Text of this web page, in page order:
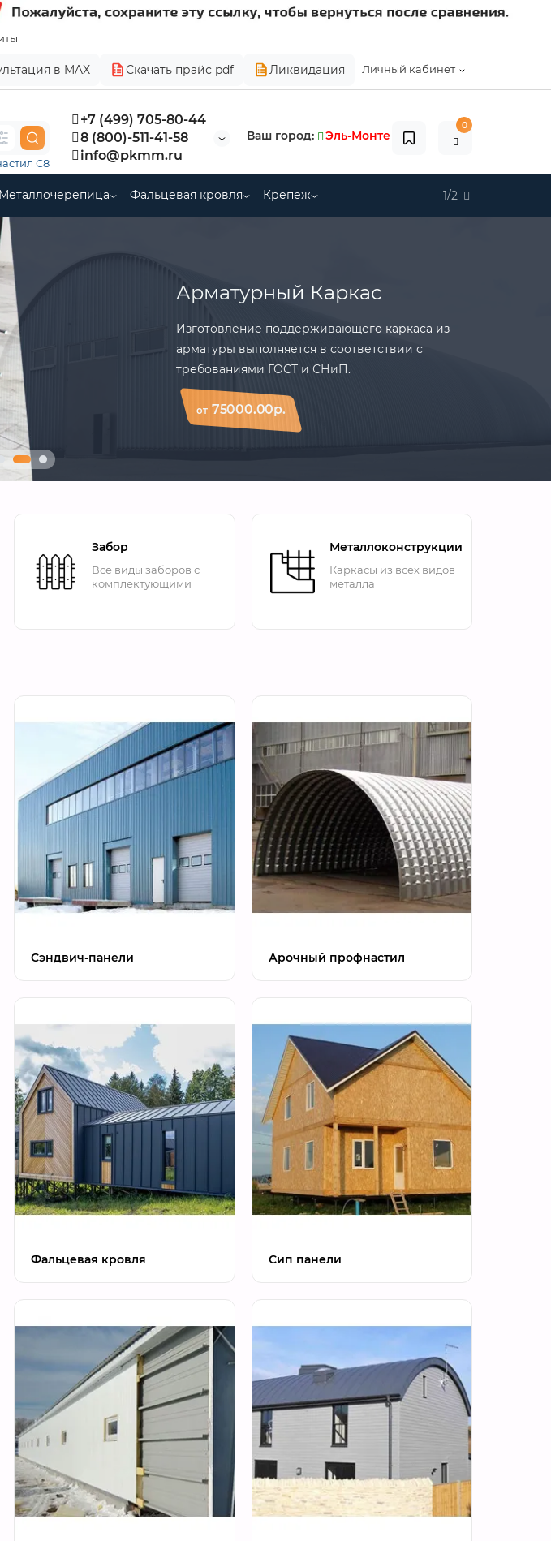
Личный кабинет
в MAX Скачать прайс pdf Ликвидация
+7 (499) 705-80-44
8 (800)-511-41-58
info@pkmm.ru
С8
Ваш город: Эль-Монте
0
Металлочерепица Фальцевая кровля Крепеж 1/2
Арматурный Каркас
Изготовление поддерживающего каркаса из
арматуры выполняется в соответствии с
требованиями ГОСТ и СНиП.
от 75000.00р.
Забор
Все виды заборов с
комплектующими
Металлоконструкции
Каркасы из всех видов
металла
Сэндвич-панели Арочный профнастил
Фальцевая кровля Сип панели